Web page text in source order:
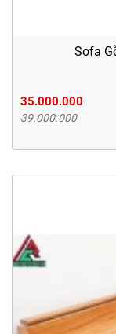
Sofa
35.000.000
39.000.000